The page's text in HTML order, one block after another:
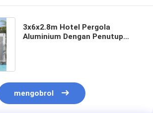
3x6x2.8m Hotel Pergola
Aluminium Dengan Penutup
mengobrol